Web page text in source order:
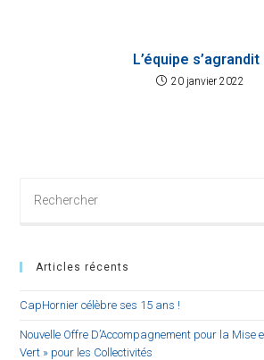
L’équipe s’agrandit
20 janvier 2022
Articles récents
CapHornier célèbre ses 15 ans !
Nouvelle Offre D’Accompagnement pour la Mise
Vert » pour les Collectivités